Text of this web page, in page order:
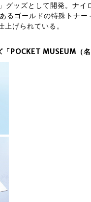
グッズとして開発。ナ
ゴールドの特殊トナー
げられている。
POCKET MUSEUM（名